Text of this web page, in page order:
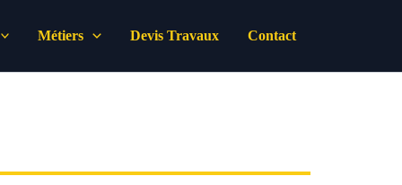
Métiers Devis Travaux Contact